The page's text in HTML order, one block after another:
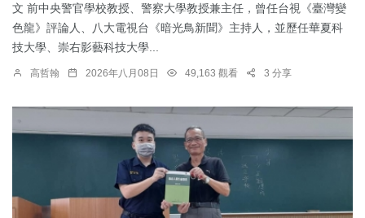
文 前中央警官學校教授、警察大學教授兼主任，曾任台視《臺灣變
色龍》評論人、八大電視台《暗光鳥新聞》主持人，並歷任華夏科
技大學、崇右影藝科技大學...
高哲翰 2026年八月08日 49,163 觀看 3 分享